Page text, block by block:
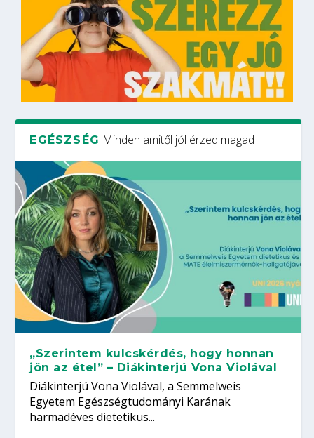
EGÉSZSÉG Minden amitől jól érzed magad
„Szerintem kulcskérdés, hogy honnan
jön az étel” – Diákinterjú Vona Violával
Diákinterjú Vona Violával, a Semmelweis
Egyetem Egészségtudományi Karának
harmadéves dietetikus...